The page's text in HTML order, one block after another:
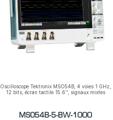
Oscilloscope Tektronix MSO54B, 4 voies 1 GHz,
12 bits, écran tactile 15.6'', signaux mixtes
MSO54B-5-BW-1000